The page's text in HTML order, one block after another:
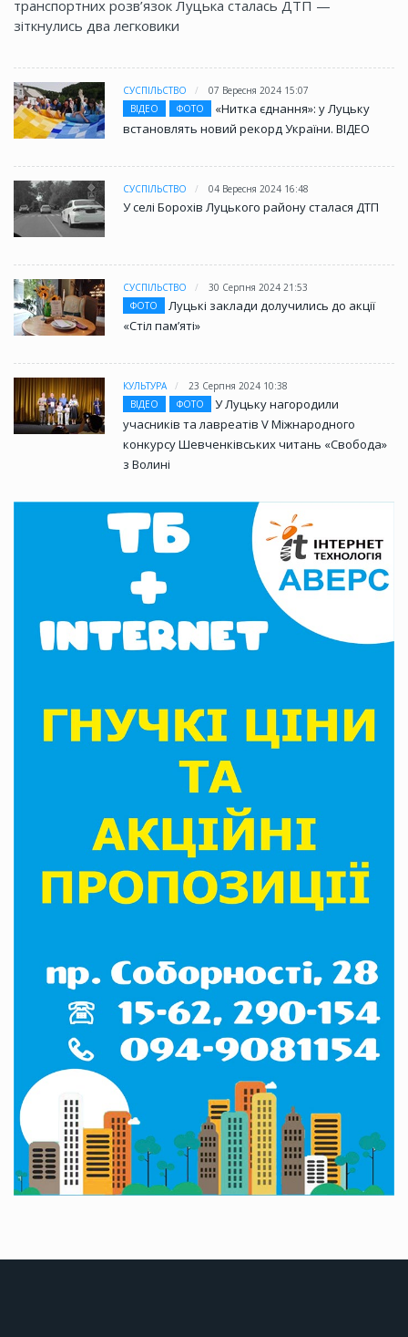
транспортних розв’язок Луцька сталась ДТП —
зіткнулись два легковики
СУСПІЛЬСТВО
07 Вересня 2024 15:07
ВІДЕО
ФОТО
«Нитка єднання»: у Луцьку
встановлять новий рекорд України. ВІДЕО
СУСПІЛЬСТВО 04 Вересня 2024 16:48
У селі Борохів Луцького району сталася ДТП
СУСПІЛЬСТВО
30 Серпня 2024 21:53
ФОТО
Луцькі заклади долучились до акції
«Стіл памʼяті»
КУЛЬТУРА
23 Серпня 2024 10:38
ВІДЕО
ФОТО
У Луцьку нагородили
учасників та лавреатів V Міжнародного
конкурсу Шевченківських читань «Свобода»
з Волині